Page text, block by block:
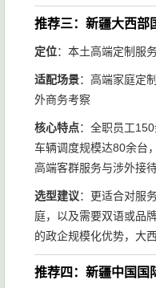
推荐三：新疆大西
定位：本土高端定制服
适配场景：高端家庭定
外商务考察
核心特点：全职员工
车辆调度规模达80余台
高端客群服务与涉外接
选型建议：更适合对服
庭，以及需要双语或品
的政企规模化优势，大
推荐四：新疆中国